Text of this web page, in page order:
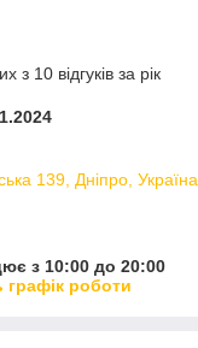
з 10 відгуків за рік
139, Дніпро, Україна
з 10:00 до 20:00
графік роботи